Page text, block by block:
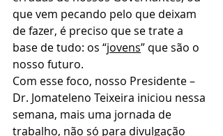
que vem pecando pelo que deixam
de fazer, é preciso que se trate a
base de tudo: os “jovens” que são o
nosso futuro.
Com esse foco, nosso Presidente –
Dr. Jomateleno Teixeira iniciou nessa
semana, mais uma jornada de
trabalho, não só para divulgação